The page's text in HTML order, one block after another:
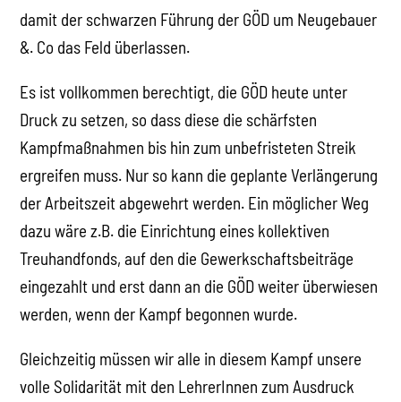
damit der schwarzen Führung der GÖD um Neugebauer
&. Co das Feld überlassen.
Es ist vollkommen berechtigt, die GÖD heute unter
Druck zu setzen, so dass diese die schärfsten
Kampfmaßnahmen bis hin zum unbefristeten Streik
ergreifen muss. Nur so kann die geplante Verlängerung
der Arbeitszeit abgewehrt werden. Ein möglicher Weg
dazu wäre z.B. die Einrichtung eines kollektiven
Treuhandfonds, auf den die Gewerkschaftsbeiträge
eingezahlt und erst dann an die GÖD weiter überwiesen
werden, wenn der Kampf begonnen wurde.
Gleichzeitig müssen wir alle in diesem Kampf unsere
volle Solidarität mit den LehrerInnen zum Ausdruck